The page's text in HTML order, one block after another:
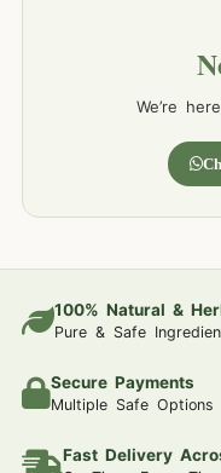
We’re
100% Natural &
Pure & Safe
Secure Payments
Multiple Safe Options
Fast Delivery